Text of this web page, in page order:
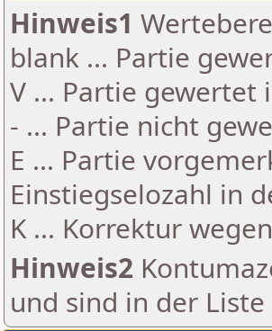
Hinweis1
blank ... Partie
V ... Partie gewertet
- ... Partie nicht
E ... Partie
Einstiegselozahl in
K ... Korrektur
Hinweis2
und sind in der